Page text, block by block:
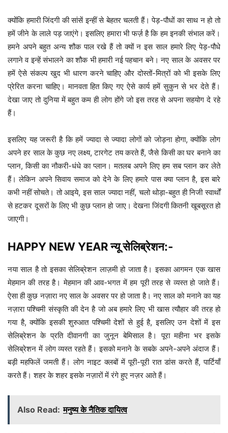
क्योंकि हमारी जिंदगी की सांसें इन्हीं से बेहतर चलती हैं। पेड़-पौधों का साथ न हो तो
हमें जीने के लाले पड़ जाएंगे। इसलिए हमारा भी फर्ज़ है कि हम इनकी संभाल करें।
हमने अपने बहुत अन्य शौक पाल रखे हैं तो क्यों न इस साल हमारे लिए पेड़-पौधे
लगाने व इन्हें संभालने का शौक भी हमारी नई पहचान बने। नए साल के अवसर पर
हमें ऐसे संकल्प खुद भी धारण करने चाहिए और दोस्तों-मित्रों को भी इसके लिए
प्रेरित करना चाहिए। मानवता हित किए गए ऐसे कार्य हमें सुकुन से भर देते हैं।
देखा जाए तो दुनिया में बहुत कम ही लोग होंगे जो इस तरह से अपना सहयोग दे रहे
हैं।
इसलिए यह जरूरी है कि हमें ज्यादा से ज्यादा लोगों को जोड़ना होगा, क्योंकि लोग
अपने हर साल के कुछ नए लक्ष्य, टारगेट तय करते हैं, जैसे किसी का घर बनाने का
प्लान, किसी का नौकरी-धंधे का प्लान। मतलब अपने लिए हम सब प्लान कर लेते
हैं। लेकिन अपने सिवाय समाज को देने के लिए हमारे पास क्या प्लान है, इस बारे
कभी नहीं सोचते। तो आइये, इस साल ज्यादा नहीं, चलो थोड़ा-बहुत ही निजी स्वार्थों
से हटकर दूसरों के लिए भी कुछ प्लान हो जाए। देखना जिंदगी कितनी खूबसूरत हो
जाएगी।
HAPPY NEW YEAR न्यू सेलिब्रेशन:-
नया साल है तो इसका सेलिब्रेशन लाज़मी हो जाता है। इसका आगमन एक खास
मेहमान की तरह है। मेहमान की आव-भगत में हम पूरी तरह से व्यस्त हो जाते हैं।
ऐसा ही कुछ नज़ारा नए साल के अवसर पर हो जाता है। नए साल को मनाने का यह
नज़ारा पश्चिमी संस्कृति की देन है जो अब हमारे लिए भी खास त्यौहार की तरह हो
गया है, क्योंकि इसकी शुरुआत पश्चिमी देशों से हुई है, इसलिए उन देशों में इस
सेलिब्रेशन के प्रति दीवानगी का जुनून बेमिसाल है। पूरा महीना भर इसके
सेलिब्रेशन में लोग व्यस्त रहते हैं। इसको मनाने के सबके अपने-अपने अंदाज हैं।
बड़ी महफिलें जमती हैं। लोग नाइट क्लबों में पूरी-पूरी रात डांस करते हैं, पार्टियाँ
करते हैं। शहर के शहर इसके नज़ारों में रंगे हुए नज़र आते हैं।
Also Read: मनुष्य के नैतिक दायित्व